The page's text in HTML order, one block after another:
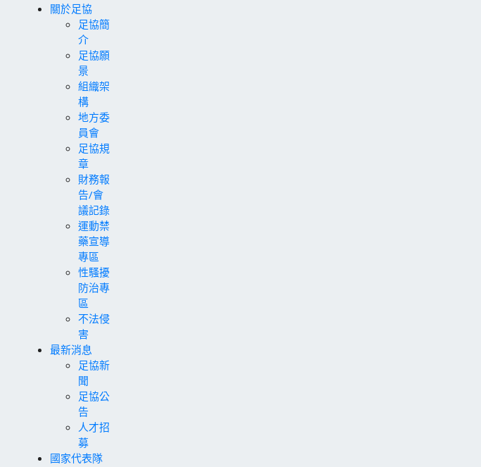
關於足協
足協簡
介
足協願
景
組織架
構
地方委
員會
足協規
章
財務報
告/會
議記錄
運動禁
藥宣導
專區
性騷擾
防治專
區
不法侵
害
最新消息
足協新
聞
足協公
告
人才招
募
國家代表隊